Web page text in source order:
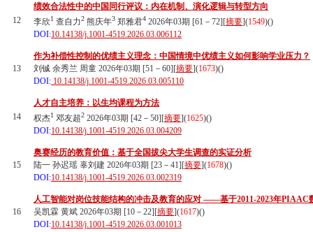
12
绩效合法性中的中国同行评议：内在机制、演化逻辑与转型方向
李欣1 查自力2 熊庆年3 郑雅君4 2026年03期 [61－72][摘要](1549)()
DOI:10.14138/j.1001-4519.2026.03.006112
13
作为补偿性控制的优绩主义理念：中国情境中优绩主义如何影响学业压力？
刘铖 余秀兰 周童 2026年03期 [51－60][摘要](1673)()
DOI: 10.14138/j.1001-4519.2026.03.005110
14
人才自主培养：以生均课程为方法
权杰1 邓友超2 2026年03期 [42－50][摘要](1625)()
DOI:10.14138/j.1001-4519.2026.03.004209
15
奥赛经历的教育价值：基于全国拔尖大学生调查的实证分析
陆一 孙迟瑶 辜刘建 2026年03期 [23－41][摘要](1678)()
DOI:10.14138/j.1001-4519.2026.03.002319
16
人工智能对岗位技能结构的冲击及教育的应对 ——基于2011-2023年PIAAC
吴凯霖 黄斌 2026年03期 [10－22][摘要](1617)()
DOI:10.14138/j.1001-4519.2026.03.001013